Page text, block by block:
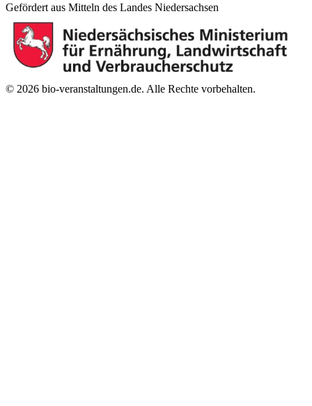
Gefördert aus Mitteln des Landes Niedersachsen
© 2026 bio-veranstaltungen.de. Alle Rechte vorbehalten.